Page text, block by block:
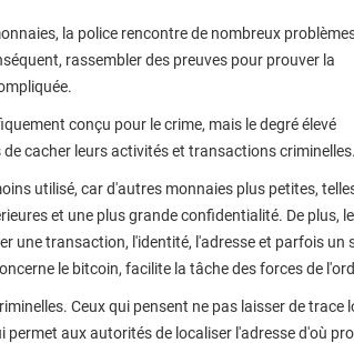
la police rencontre de nombreux
rassembler des preuves pour prouver la
conçu pour le crime, mais le degré élevé
cacher leurs activités et transactions criminelles.
utilisé, car d'autres monnaies plus petites,
et une plus grande confidentialité. De plus, le
une transaction, l'identité, l'adresse et parfois un
le bitcoin, facilite la tâche des forces de
Ceux qui pensent ne pas laisser de trace
aux autorités de localiser l'adresse d'où